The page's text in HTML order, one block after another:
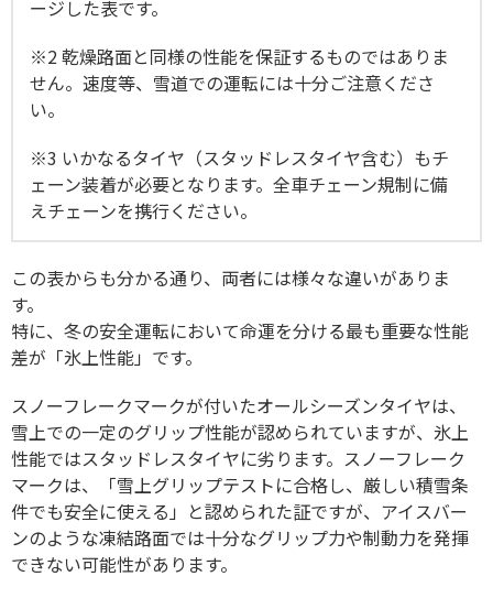
ージした表です。
※2 乾燥路面と同様の性能を保証するものではありま
せん。速度等、雪道での運転には十分ご注意くださ
い。
※3 いかなるタイヤ（スタッドレスタイヤ含む）もチ
ェーン装着が必要となります。全車チェーン規制に備
えチェーンを携行ください。
この表からも分かる通り、両者には様々な違いがありま
す。
特に、冬の安全運転において命運を分ける最も重要な性能
差が「氷上性能」です。
スノーフレークマークが付いたオールシーズンタイヤは、
雪上での一定のグリップ性能が認められていますが、氷上
性能ではスタッドレスタイヤに劣ります。スノーフレーク
マークは、「雪上グリップテストに合格し、厳しい積雪条
件でも安全に使える」と認められた証ですが、アイスバー
ンのような凍結路面では十分なグリップ力や制動力を発揮
できない可能性があります。